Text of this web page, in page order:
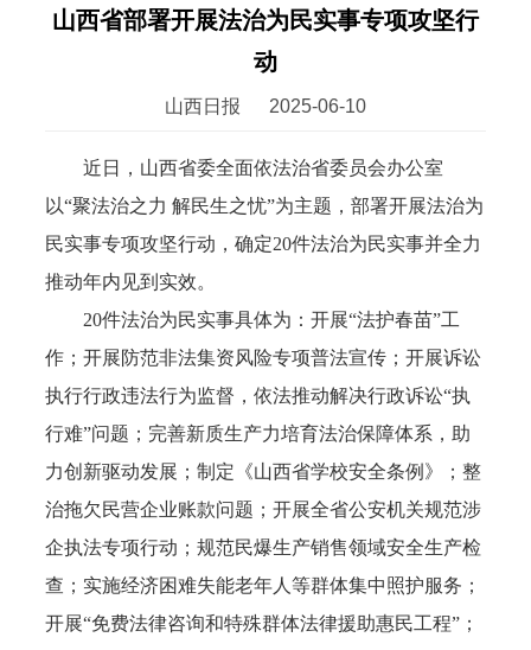
山西省部署开展法治为民实事专项攻坚行
动
山西日报 2025-06-10
近日，山西省委全面依法治省委员会办公室
以“聚法治之力 解民生之忧”为主题，部署开展法治为
民实事专项攻坚行动，确定20件法治为民实事并全力
推动年内见到实效。
20件法治为民实事具体为：开展“法护春苗”工
作；开展防范非法集资风险专项普法宣传；开展诉讼
执行行政违法行为监督，依法推动解决行政诉讼“执
行难”问题；完善新质生产力培育法治保障体系，助
力创新驱动发展；制定《山西省学校安全条例》；整
治拖欠民营企业账款问题；开展全省公安机关规范涉
企执法专项行动；规范民爆生产销售领域安全生产检
查；实施经济困难失能老年人等群体集中照护服务；
开展“免费法律咨询和特殊群体法律援助惠民工程”；